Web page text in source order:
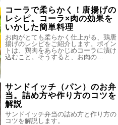
コーラで柔らかく！唐揚げの
レシピ。コーラ×肉の効果を
いかした簡単料理
お肉がとても柔らかく仕上がる、鶏唐
揚げのレシピをご紹介します。ポイン
トは、鶏肉をあらかじめコーラに漬け
込むこと。そうすると、お肉の…
サンドイッチ（パン）のお弁
当。詰め方や作り方のコツを
解説
サンドイッチ弁当の詰め方と作り方の
コツを解説します。